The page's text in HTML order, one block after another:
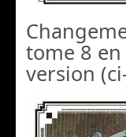
tome 8 en
version